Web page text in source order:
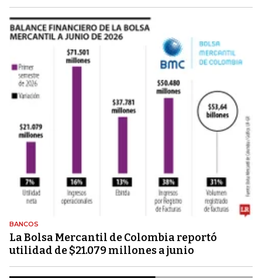
BANCOS
La Bolsa Mercantil de Colombia reportó
utilidad de $21.079 millones a junio